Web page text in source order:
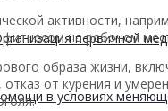
первичной
в условиях
активности,
фитнесом на рабочем
образа жизни,
от курения и